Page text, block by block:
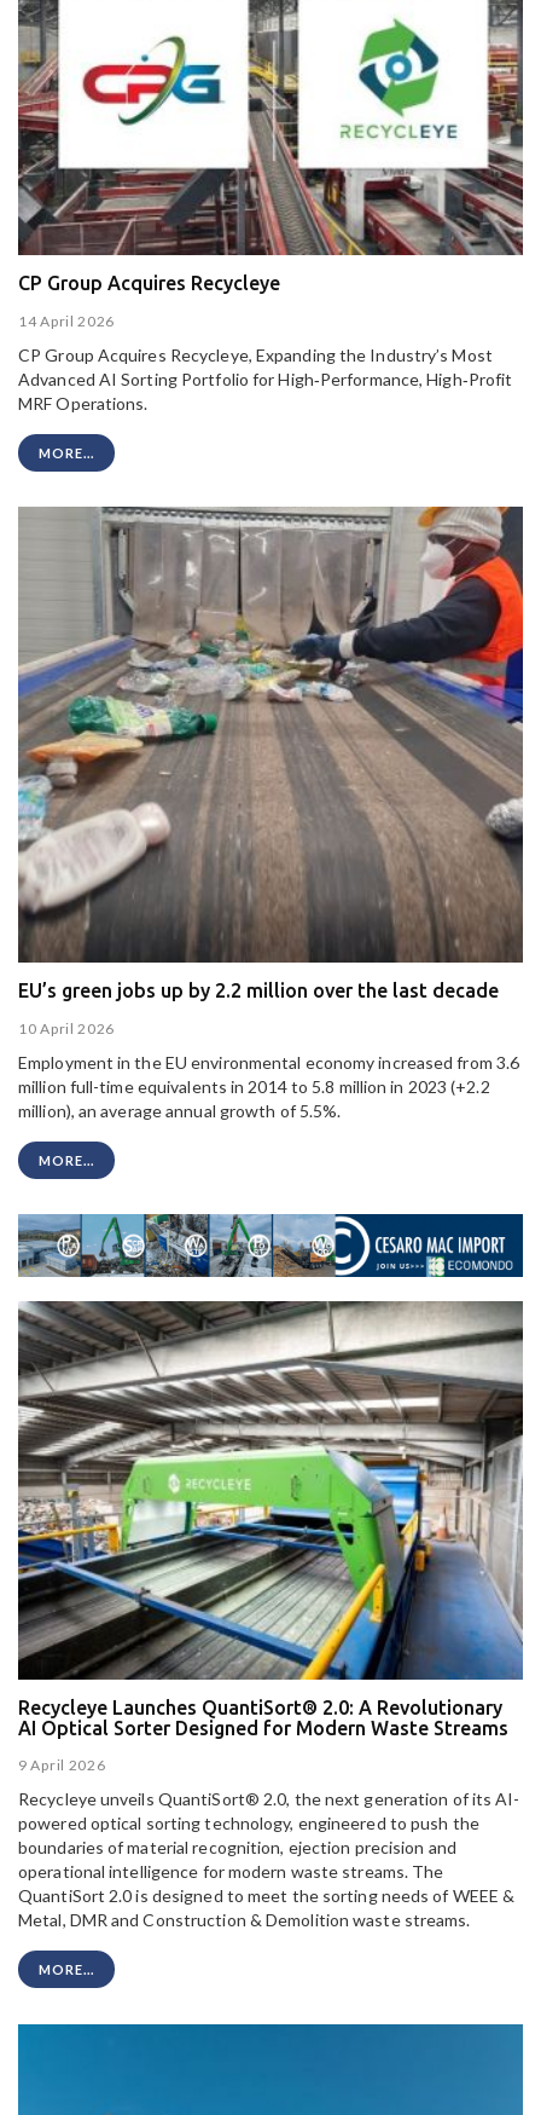
CP Group Acquires Recycleye
14 April 2026
CP Group Acquires Recycleye, Expanding the Industry’s Most
Advanced AI Sorting Portfolio for High‑Performance, High‑Profit
MRF Operations.
MORE...
EU’s green jobs up by 2.2 million over the last decade
10 April 2026
Employment in the EU environmental economy increased from 3.6
million full-time equivalents in 2014 to 5.8 million in 2023 (+2.2
million), an average annual growth of 5.5%.
MORE...
Recycleye Launches QuantiSort® 2.0: A Revolutionary
AI Optical Sorter Designed for Modern Waste Streams
9 April 2026
Recycleye unveils QuantiSort® 2.0, the next generation of its AI-
powered optical sorting technology, engineered to push the
boundaries of material recognition, ejection precision and
operational intelligence for modern waste streams. The
QuantiSort 2.0 is designed to meet the sorting needs of WEEE &
Metal, DMR and Construction & Demolition waste streams.
MORE...